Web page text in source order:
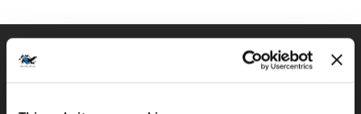
BMW GS FLOTTE